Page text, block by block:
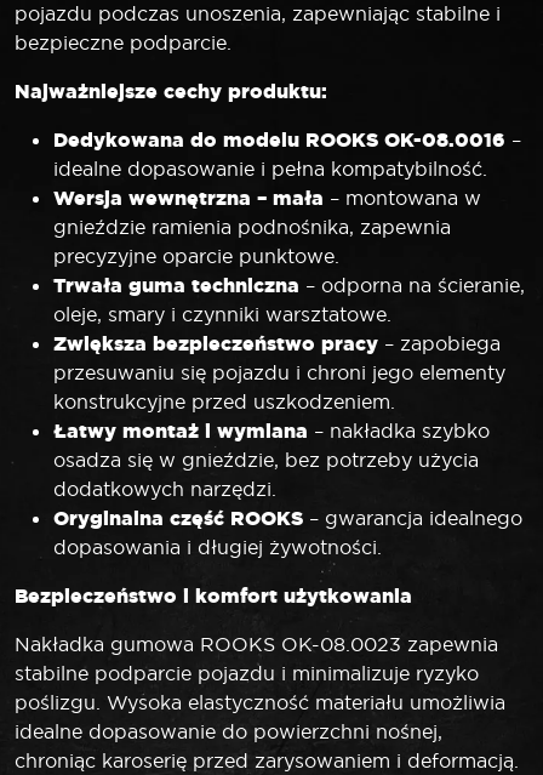
pojazdu podczas unoszenia, zapewniając stabilne i
bezpieczne podparcie.
Najważniejsze cechy produktu:
Dedykowana do modelu ROOKS OK-08.0016 –
idealne dopasowanie i pełna kompatybilność.
Wersja wewnętrzna – mała – montowana w
gnieździe ramienia podnośnika, zapewnia
precyzyjne oparcie punktowe.
Trwała guma techniczna – odporna na ścieranie,
oleje, smary i czynniki warsztatowe.
Zwiększa bezpieczeństwo pracy – zapobiega
przesuwaniu się pojazdu i chroni jego elementy
konstrukcyjne przed uszkodzeniem.
Łatwy montaż i wymiana – nakładka szybko
osadza się w gnieździe, bez potrzeby użycia
dodatkowych narzędzi.
Oryginalna część ROOKS – gwarancja idealnego
dopasowania i długiej żywotności.
Bezpieczeństwo i komfort użytkowania
Nakładka gumowa ROOKS OK-08.0023 zapewnia
stabilne podparcie pojazdu i minimalizuje ryzyko
poślizgu. Wysoka elastyczność materiału umożliwia
idealne dopasowanie do powierzchni nośnej,
chroniąc karoserię przed zarysowaniem i deformacją.